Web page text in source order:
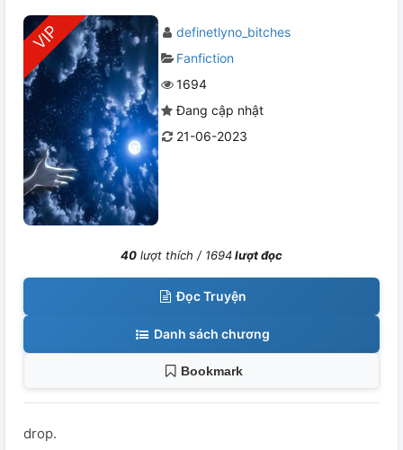
definetlyno_bitches
Fanfiction
1694
Đang cập nhật
21-06-2023
40 lượt thích / 1694lượt đọc
Đọc Truyện
Danh sách chương
Bookmark
drop.